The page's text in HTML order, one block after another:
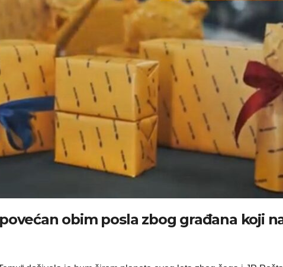
obim posla zbog građana koji